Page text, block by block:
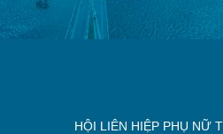
HỘI LIÊN HIỆP PHỤ NỮ